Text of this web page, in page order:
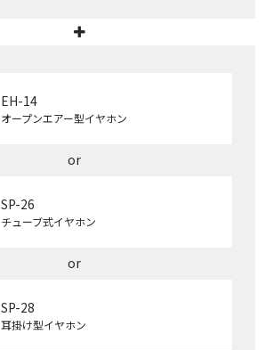
EH-14
オープンエアー型イヤホン
SP-26
チューブ式イヤホン
SP-28
耳掛け型イヤホン